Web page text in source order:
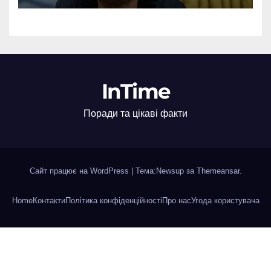
InTime
Поради та цікаві факти
Сайт працює на WordPress Тема:Newsup за Themeansar.
HomeКонтактиПолітика конфіденційностіПро насУгода користувача